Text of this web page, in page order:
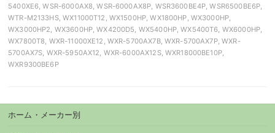
5400XE6, WSR-6000AX8, WSR-6000AX8P, WSR3600BE4P, WSR6500BE6P,
WTR-M2133HS, WX11000T12, WX1500HP, WX1800HP, WX3000HP,
WX3000HP2, WX3600HP, WX4200D5, WX5400HP, WX5400T6, WX6000HP,
WX7800T8, WXR-11000XE12, WXR-5700AX7B, WXR-5700AX7P, WXR-
5700AX7S, WXR-5950AX12, WXR-6000AX12S, WXR18000BE10P,
WXR9300BE6P
ホーム・メーカー別